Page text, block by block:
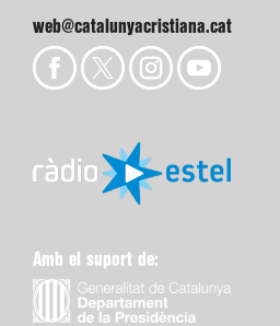
web@catalunyacristiana.cat
Amb el suport de: